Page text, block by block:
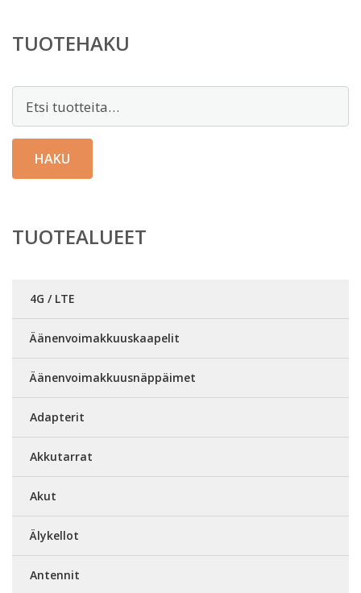
TUOTEHAKU
HAKU
TUOTEALUEET
4G / LTE
Äänenvoimakkuuskaapelit
Äänenvoimakkuusnäppäimet
Adapterit
Akkutarrat
Akut
Älykellot
Antennit